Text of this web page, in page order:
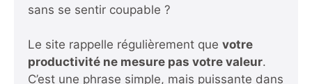
sans se sentir coupable ?
Le site rappelle régulièrement que votre
productivité ne mesure pas votre valeur.
C’est une phrase simple, mais puissante dans